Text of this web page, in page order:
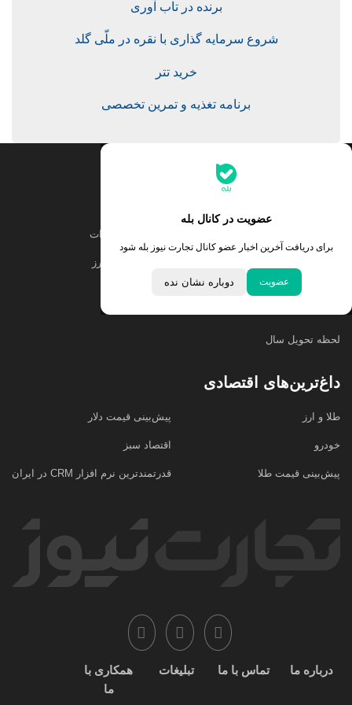
برنده در تاب آوری
شروع سرمایه گذاری با نقره در ملّی گلد
خرید تتر
برنامه تغذیه و تمرین تخصصی
عضویت در کانال بله
برای دریافت آخرین اخبار عضو کانال تجارت نیوز بله شود
عضویت دوباره نشان نده
جدیدترین قیمت‌ها
قیمت درهم امارات
ابزار تبدیل نرخ ارز
لحظه تحویل سال
داغ‌ترین‌های اقتصادی
طلا و ارز
خودرو
پیش‌بینی قیمت طلا
پیش‌بینی قیمت دلار
اقتصاد سبز
قدرتمندترین نرم‌ افزار CRM در ایران
درباره ما تماس با ما تبلیغات
همکاری با
ما